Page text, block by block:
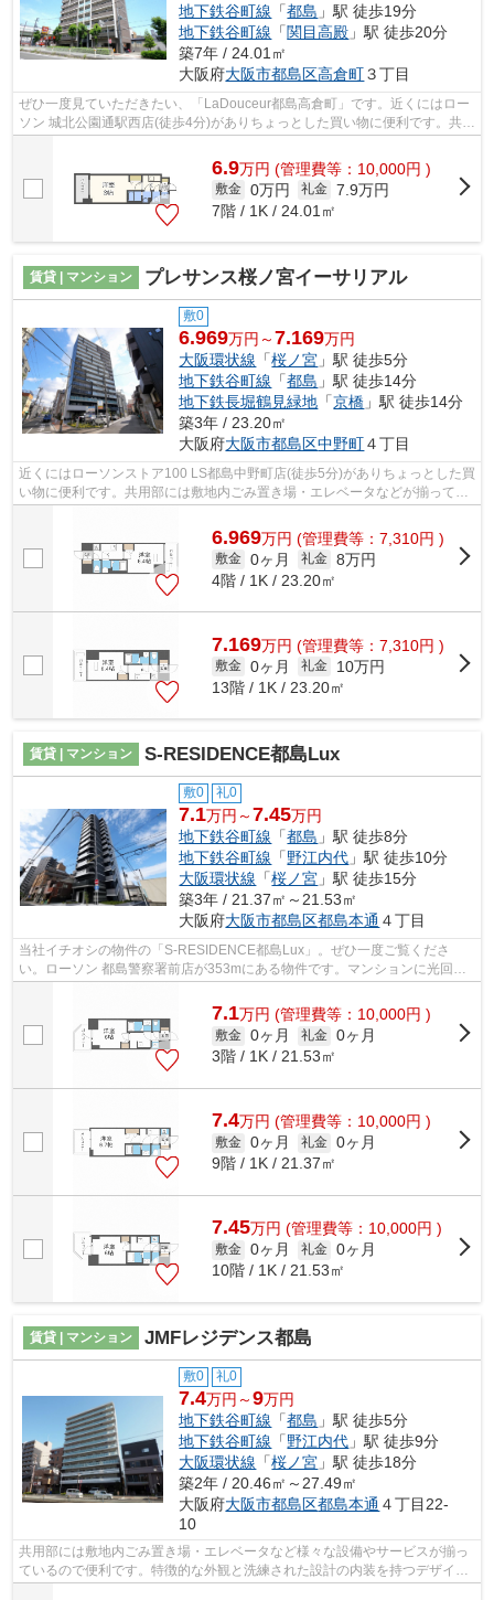
地下鉄谷町線 「都島 」駅 徒歩19分
地下鉄谷町線 「関目高殿 」駅 徒歩20分
築7年 / 24.01㎡
大阪府大阪市都島区高倉町３丁目
ぜひ一度見ていただきたい、「LaDouceur都島高倉町」です。近くにはロー
ソン 城北公園通駅西店(徒歩4分)がありちょっとした買い物に便利です。共用
6.9万円 (管理費等：10,000円 )
敷金 0万円 礼金 7.9万円
7階 / 1K / 24.01㎡
賃貸 | マンション プレサンス桜ノ宮イーサリアル
敷0
6.969万円～7.169万円
大阪環状線 「桜ノ宮 」駅 徒歩5分
地下鉄谷町線 「都島 」駅 徒歩14分
地下鉄長堀鶴見緑地 「京橋 」駅 徒歩14分
築3年 / 23.20㎡
大阪府大阪市都島区中野町４丁目
近くにはローソンストア100 LS都島中野町店(徒歩5分)がありちょっとした買
い物に便利です。共用部には敷地内ごみ置き場・エレベータなどが揃ってお
6.969万円 (管理費等：7,310円 )
敷金 0ヶ月 礼金 8万円
4階 / 1K / 23.20㎡
7.169万円 (管理費等：7,310円 )
敷金 0ヶ月 礼金
10万円
13階 / 1K / 23.20㎡
賃貸 | マンション S-RESIDENCE都島Lux
敷0 礼0
7.1万円～7.45万円
地下鉄谷町線 「都島 」駅 徒歩8分
地下鉄谷町線 「野江内代 」駅 徒歩10分
大阪環状線 「桜ノ宮 」駅 徒歩15分
築3年 / 21.37㎡～21.53㎡
大阪府大阪市都島区都島本通 ４丁目
当社イチオシの物件の「S-RESIDENCE都島Lux」。ぜひ一度ご覧くださ
い。ローソン 都島警察署前店が353mにある物件です。マンションに光回線
を繋いでパソコンを使いやすくしました。利便...
7.1万円 (管理費等：10,000円 )
敷金 0ヶ月 礼金 0ヶ月
3階 / 1K / 21.53㎡
7.4万円 (管理費等：10,000円 )
敷金 0ヶ月 礼金 0ヶ月
9階 / 1K / 21.37㎡
7.45万円 (管理費等：10,000円 )
敷金 0ヶ月 礼金 0ヶ月
10階 / 1K / 21.53㎡
賃貸 | マンション JMFレジデンス都島
敷0 礼0
7.4万円～9万円
地下鉄谷町線 「都島 」駅 徒歩5分
地下鉄谷町線 「野江内代 」駅 徒歩9分
大阪環状線 「桜ノ宮 」駅 徒歩18分
築2年 / 20.46㎡～27.49㎡
大阪府大阪市都島区都島本通 ４丁目22-
10
共用部には敷地内ごみ置き場・エレベータなど様々な設備やサービスが揃っ
ているので便利です。特徴的な外観と洗練された設計の内装を持つデザイナ
ーズ。造りとデザインに関して、自信...